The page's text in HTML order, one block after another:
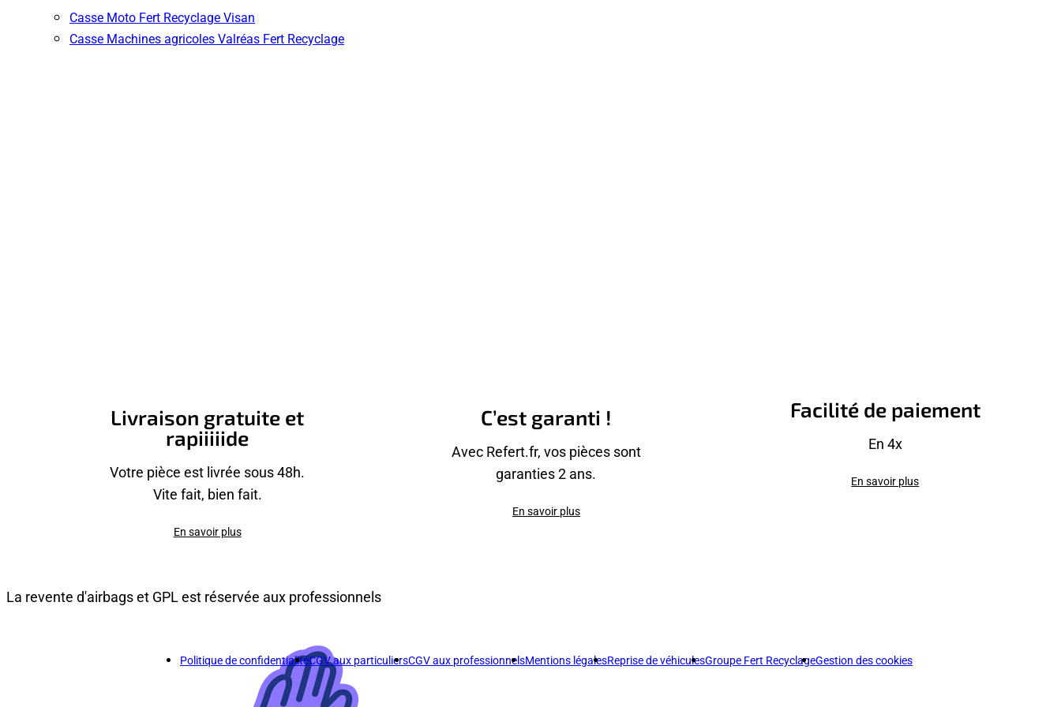
Casse Moto Fert Recyclage Visan
Casse Machines agricoles Valréas Fert Recyclage
Livraison gratuite et
rapiiiiide
Votre pièce est livrée sous 48h.
Vite fait, bien fait.
En savoir plus
C’est garanti !
Avec Refert.fr, vos pièces sont
garanties 2 ans.
En savoir plus
Facilité de paiement
En 4x
En savoir plus
La revente d'airbags et GPL est réservée aux professionnels
Politique de confidentialitéCGV aux particuliersCGV aux professionnelsMentions légalesReprise de véhiculesGroupe Fert RecyclageGestion des cookies